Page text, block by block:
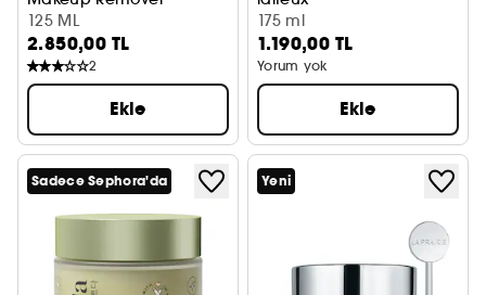
Makyaj Temizleyici
125 ML
2.850,00 TL
2
Ekle
Yatıştırıcı Makyaj Temizleyici
175 ml
1.190,00 TL
Yorum yok
Ekle
Sadece Sephora'da Yeni